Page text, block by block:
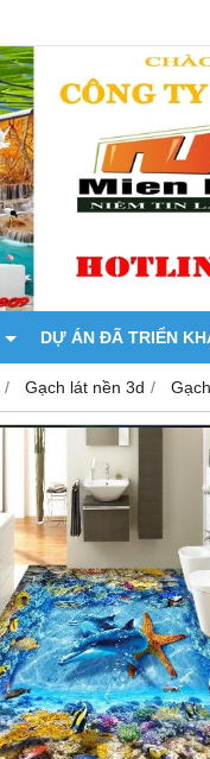
DỰ ÁN ĐÃ TRIỂN
Gạch lát nền 3d